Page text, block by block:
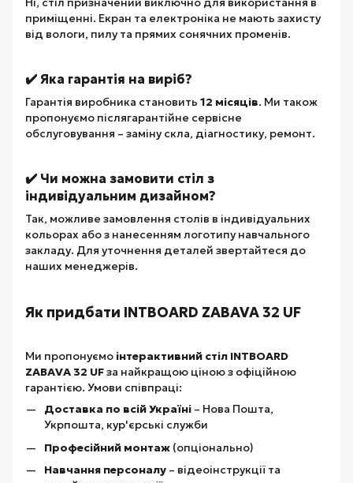
приміщенні. Екран та електроніка не мають захисту
від вологи, пилу та прямих сонячних променів.
✔️ Яка гарантія на виріб?
Гарантія виробника становить 12 місяців. Ми також
пропонуємо післягарантійне сервісне
обслуговування – заміну скла, діагностику, ремонт.
✔️ Чи можна замовити стіл з
індивідуальним дизайном?
Так, можливе замовлення столів в індивідуальних
кольорах або з нанесенням логотипу навчального
закладу. Для уточнення деталей звертайтеся до
наших менеджерів.
Як придбати INTBOARD ZABAVA 32 UF
Ми пропонуємо інтерактивний стіл INTBOARD
ZABAVA 32 UFза найкращою ціною з офіційною
гарантією. Умови співпраці:
Доставка по всій Україні – Нова Пошта,
Укрпошта, кур'єрські служби
Професійний монтаж (опціонально)
Навчання персоналу – відеоінструкції та